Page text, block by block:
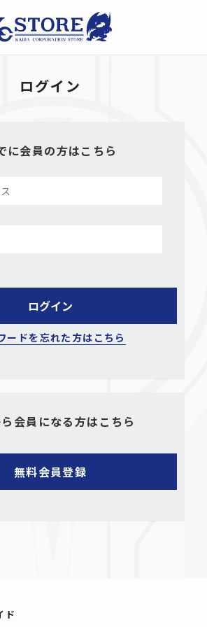
ログイン
に会員の方はこちら
ードを忘れた方はこちら
会員になる方はこちら
ド